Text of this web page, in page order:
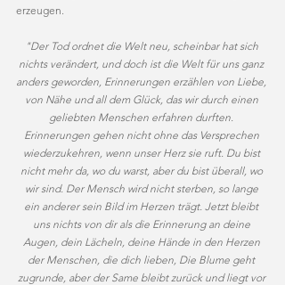
erzeugen.
"Der Tod ordnet die Welt neu, scheinbar hat sich
nichts verändert, und doch ist die Welt für uns ganz
anders geworden, Erinnerungen erzählen von Liebe,
von Nähe und all dem Glück, das wir durch einen
geliebten Menschen erfahren durften.
Erinnerungen gehen nicht ohne das Versprechen
wiederzukehren, wenn unser Herz sie ruft. Du bist
nicht mehr da, wo du warst, aber du bist überall, wo
wir sind. Der Mensch wird nicht sterben, so lange
ein anderer sein Bild im Herzen trägt. Jetzt bleibt
uns nichts von dir als die Erinnerung an deine
Augen, dein Lächeln, deine Hände in den Herzen
der Menschen, die dich lieben, Die Blume geht
zugrunde, aber der Same bleibt zurück und liegt vor